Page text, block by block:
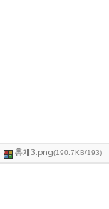
홍채3.png(190.7KB/193)